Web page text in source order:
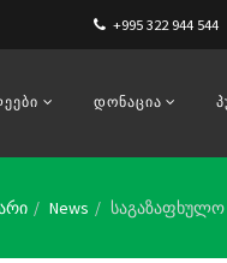
+995 322 944 544
ᲓᲝᲜᲐᲪᲘᲐ
News საგაზაფხულო